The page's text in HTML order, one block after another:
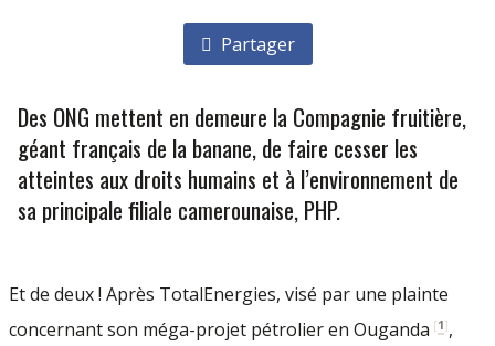
Partager
Des ONG mettent en demeure la Compagnie fruitière,
géant français de la banane, de faire cesser les
atteintes aux droits humains et à l’environnement de
sa principale filiale camerounaise, PHP.
Et de deux ! Après TotalEnergies, visé par une plainte
concernant son méga-projet pétrolier en Ouganda [1],